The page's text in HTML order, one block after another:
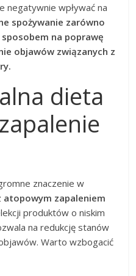
negatywnie wpływać na
spożywanie zarówno
na poprawę
objawów związanych z
dieta
znaczenie w
atopowym zapaleniem
produktów o niskim
na redukcję stanów
Warto wzbogacić